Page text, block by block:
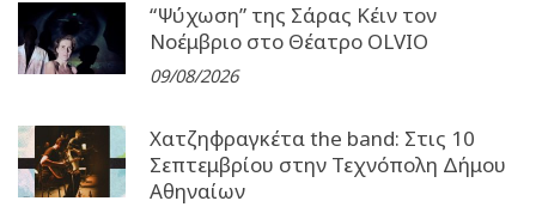
“Ψύχωση” της Σάρας Κέιν τον
Νοέμβριο στο Θέατρο OLVIO
09/08/2026
Χατζηφραγκέτα the band: Στις 10
Σεπτεμβρίου στην Τεχνόπολη Δήμου
Αθηναίων